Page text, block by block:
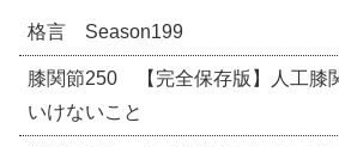
格言 Season199
膝関節250 【完全保存版】人工膝
いけないこと